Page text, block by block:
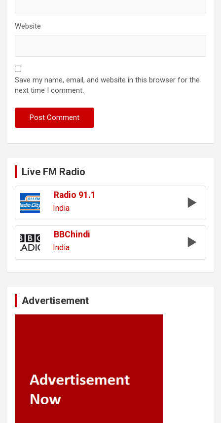
Website
Save my name, email, and website in this browser for the
next time I comment.
Live FM Radio
Radio 91.1
India
BBChindi
India
Advertisement